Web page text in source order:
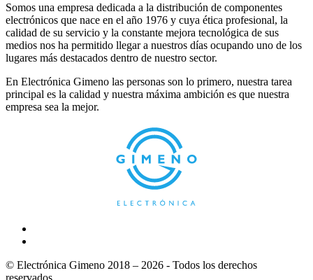
Somos una empresa dedicada a la distribución de componentes
electrónicos que nace en el año 1976 y cuya ética profesional, la
calidad de su servicio y la constante mejora tecnológica de sus
medios nos ha permitido llegar a nuestros días ocupando uno de los
lugares más destacados dentro de nuestro sector.
En Electrónica Gimeno las personas son lo primero, nuestra tarea
principal es la calidad y nuestra máxima ambición es que nuestra
empresa sea la mejor.
© Electrónica Gimeno 2018 – 2026 - Todos los derechos
reservados.